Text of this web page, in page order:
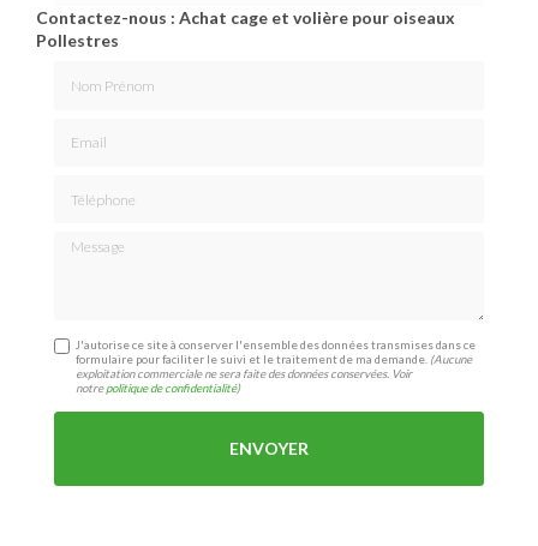
Contactez-nous : Achat cage et volière pour oiseaux
Pollestres
Message
J'autorise ce site à conserver l'ensemble des données transmises dans ce
formulaire pour faciliter le suivi et le traitement de ma demande. (Aucune
exploitation commerciale ne sera faite des données conservées. Voir
notrepolitique de confidentialité)